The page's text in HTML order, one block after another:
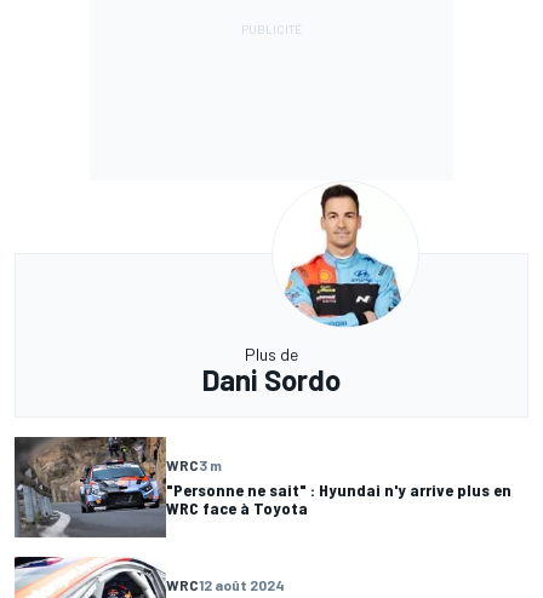
Plus de
Dani Sordo
WRC3 m
"Personne ne sait" : Hyundai n'y arrive plus en
WRC face à Toyota
WRC12 août 2024